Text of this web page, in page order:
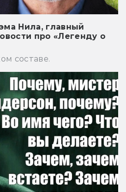
Нила, главный
про «Легенду о
составе.